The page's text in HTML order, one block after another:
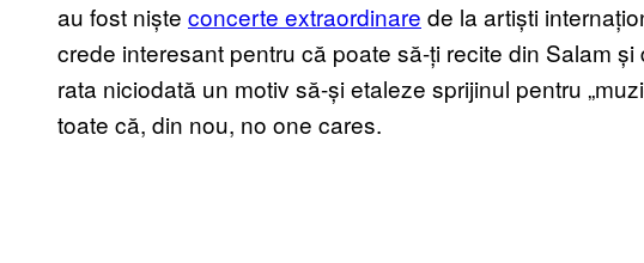
au fost niște concerte extraordinare de la artiști
crede interesant pentru că poate să-ți recite din Salam
rata niciodată un motiv să-și etaleze sprijinul pentru
toate că, din nou, no one cares.